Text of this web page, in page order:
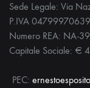
Sede Legale: Via
P.IVA 04799970639
Numero REA: NA-
Capitale Sociale: €
PEC: